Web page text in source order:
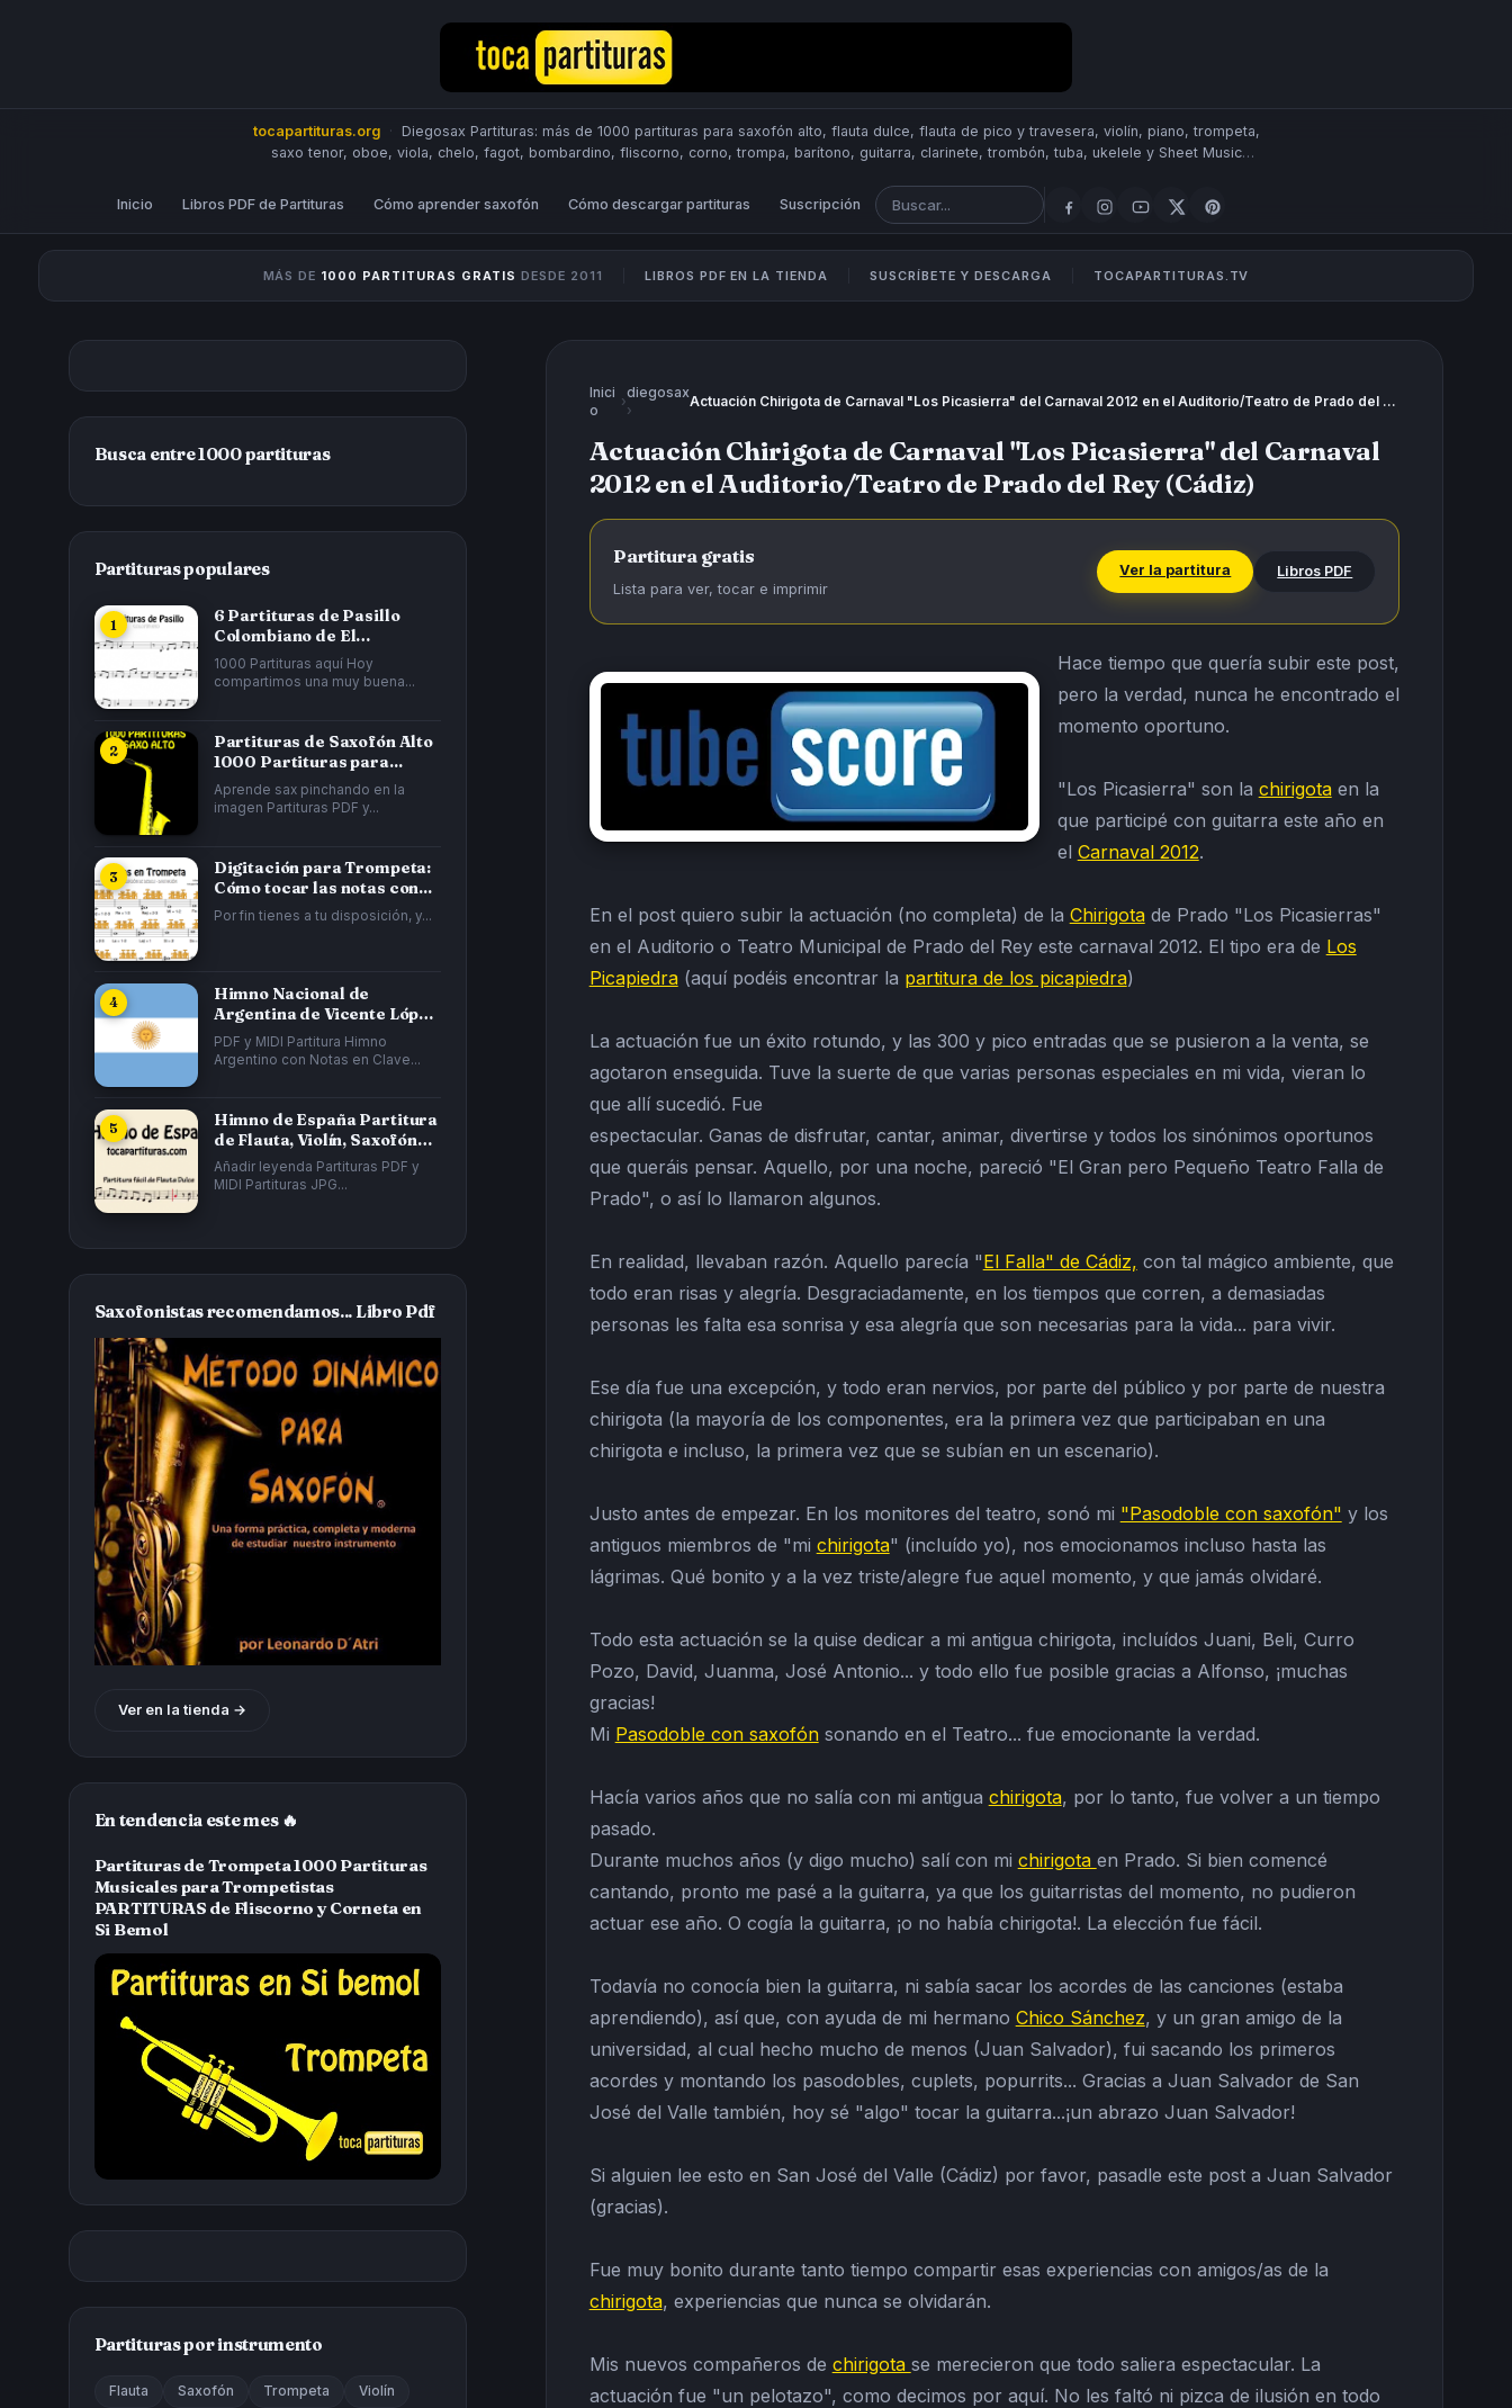
tocapartituras.org ·
Diegosax Partituras: más de 1000 partituras para saxofón alto, flauta dulce, flauta de pico y travesera, violín, piano, trompeta,
saxo tenor, oboe, viola, chelo, fagot, bombardino, fliscorno, corno, trompa, barítono, guitarra, clarinete, trombón, tuba, ukelele y Sheet Music
Inicio Libros PDF de Partituras Cómo aprender saxofón Cómo descargar partituras Suscripción
MÁS DE 1000 PARTITURAS GRATIS DESDE 2011 LIBROS PDF EN LA TIENDA SUSCRÍBETE Y DESCARGA TOCAPARTITURAS.TV
Inici
o
›
diegosax
›
Actuación Chirigota de Carnaval "Los Picasierra" del Carnaval 2012 en el Auditorio/Teatro de Prado del Rey (Cádiz)
Actuación Chirigota de Carnaval "Los Picasierra" del Carnaval
2012 en el Auditorio/Teatro de Prado del Rey (Cádiz)
Partitura gratis
Lista para ver, tocar e imprimir
Ver la partitura Libros PDF
Hace tiempo que quería subir este post,
pero la verdad, nunca he encontrado el
momento oportuno.
"Los Picasierra" son la chirigotaen la
que participé con guitarra este año en
el Carnaval 2012.
En el post quiero subir la actuación (no completa) de la Chirigotade Prado "Los Picasierras"
en el Auditorio o Teatro Municipal de Prado del Rey este carnaval 2012. El tipo era de Los
Picapiedra(aquí podéis encontrar la partitura de los picapiedra)
La actuación fue un éxito rotundo, y las 300 y pico entradas que se pusieron a la venta, se
agotaron enseguida. Tuve la suerte de que varias personas especiales en mi vida, vieran lo
que allí sucedió. Fue
espectacular. Ganas de disfrutar, cantar, animar, divertirse y todos los sinónimos oportunos
que queráis pensar. Aquello, por una noche, pareció "El Gran pero Pequeño Teatro Falla de
Prado", o así lo llamaron algunos.
En realidad, llevaban razón. Aquello parecía "El Falla" de Cádiz, con tal mágico ambiente, que
todo eran risas y alegría. Desgraciadamente, en los tiempos que corren, a demasiadas
personas les falta esa sonrisa y esa alegría que son necesarias para la vida... para vivir.
Ese día fue una excepción, y todo eran nervios, por parte del público y por parte de nuestra
chirigota (la mayoría de los componentes, era la primera vez que participaban en una
chirigota e incluso, la primera vez que se subían en un escenario).
Justo antes de empezar. En los monitores del teatro, sonó mi "Pasodoble con saxofón" y los
antiguos miembros de "mi chirigota" (incluído yo), nos emocionamos incluso hasta las
lágrimas. Qué bonito y a la vez triste/alegre fue aquel momento, y que jamás olvidaré.
Todo esta actuación se la quise dedicar a mi antigua chirigota, incluídos Juani, Beli, Curro
Pozo, David, Juanma, José Antonio... y todo ello fue posible gracias a Alfonso, ¡muchas
gracias!
Mi Pasodoble con saxofónsonando en el Teatro... fue emocionante la verdad.
Hacía varios años que no salía con mi antigua chirigota, por lo tanto, fue volver a un tiempo
pasado.
Durante muchos años (y digo mucho) salí con mi chirigota en Prado. Si bien comencé
cantando, pronto me pasé a la guitarra, ya que los guitarristas del momento, no pudieron
actuar ese año. O cogía la guitarra, ¡o no había chirigota!. La elección fue fácil.
Todavía no conocía bien la guitarra, ni sabía sacar los acordes de las canciones (estaba
aprendiendo), así que, con ayuda de mi hermano Chico Sánchez, y un gran amigo de la
universidad, al cual hecho mucho de menos (Juan Salvador), fui sacando los primeros
acordes y montando los pasodobles, cuplets, popurrits... Gracias a Juan Salvador de San
José del Valle también, hoy sé "algo" tocar la guitarra...¡un abrazo Juan Salvador!
Si alguien lee esto en San José del Valle (Cádiz) por favor, pasadle este post a Juan Salvador
(gracias).
Fue muy bonito durante tanto tiempo compartir esas experiencias con amigos/as de la
chirigota, experiencias que nunca se olvidarán.
Mis nuevos compañeros de chirigota se merecieron que todo saliera espectacular. La
actuación fue "un pelotazo", como decimos por aquí. No les faltó ni pizca de ilusión en todo
Busca entre 1000 partituras
Partituras populares
6 Partituras de Pasillo
Colombiano de El
Cucarrón, La Gata...
1000 Partituras aquí Hoy
compartimos una muy buena...
Partituras de Saxofón Alto
1000 Partituras para...
Aprende sax pinchando en la
imagen Partituras PDF y...
Digitación para Trompeta:
Cómo tocar las notas con...
Por fin tienes a tu disposición, y...
Himno Nacional de
Argentina de Vicente López
y Planes y...
PDF y MIDI Partitura Himno
Argentino con Notas en Clave...
Himno de España Partitura
de Flauta, Violín, Saxofón
Alto...
Añadir leyenda Partituras PDF y
MIDI Partituras JPG...
Saxofonistas recomendamos... Libro Pdf
Ver en la tienda →
En tendencia este mes 🔥
Partituras de Trompeta 1000 Partituras
Musicales para Trompetistas
PARTITURAS de Fliscorno y Corneta en
Si Bemol
Partituras por instrumento
Flauta Saxofón Trompeta Violín